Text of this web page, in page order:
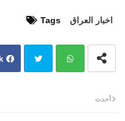
Tags اخبار العراق
أحدث